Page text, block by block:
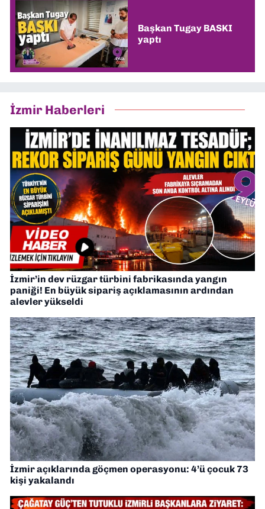
Başkan Tugay BASKI
yaptı
İzmir Haberleri
İzmir’in dev rüzgar türbini fabrikasında yangın
paniği! En büyük sipariş açıklamasının ardından
alevler yükseldi
İzmir açıklarında göçmen operasyonu: 4’ü çocuk 73
kişi yakalandı